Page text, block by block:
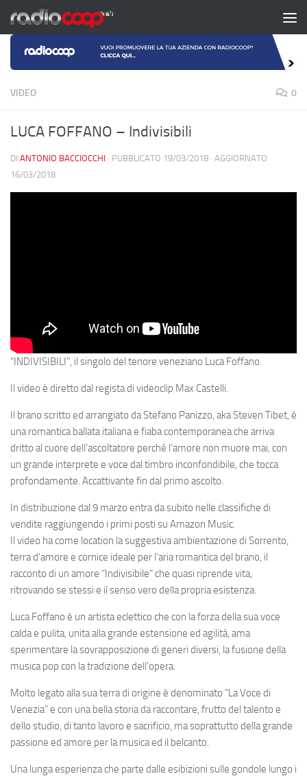
Salta al contenuto
VIDEO 0
LUCA FOFFANO – Indivisibili
DI ANTONIO BACCIOCCHI · PUBBLICATO 19/03/2018 · AGGIORNATO
16/03/2018
“INDIVISIBILI”, il singolo del tenore veneziano Luca Foffano.
Il video è diretto dal regista di videoclip Max Castelli.
Il brano scritto ed arrangiato daStefano Panizzo, aka Steven Tibet, è
una romantica ballata italiana e fiaba contemporanea che arriva
dritto al cuore dell’ascoltatore perché l’amore non muore mai, con
un grande interprete e voce dal timbro inconfondibile, che tocca
profondamente. Accattivante fin dal primo ascolto.
In distribuzione dal 9 marzo entra da subito nelle classifiche di
vendite raggiungendo i primi posti su Amazon Music.
Il video ha come location la suggestiva ambientazione di Sorrento,
terra d’amore e cornice ideale per l’aria romantica del brano, il
racconto di un amore “Indivisibile” che quasi riprende vita,
ritrovando se stessi e il senso vero della propria esistenza.
Luca Foffano è un artista eclettico che con la forza della sua voce
calda e pulita, unita alla grande estensione ed agilità, ama
sperimentare la sovrapposizione di generi diversi, la fusione della
musica pop con la tradizione dell’opera.
Molto legato alla sua terra di origine è denominato “La Voce di
Venezia”e con una bella storia da raccontare, frutto del talento e
dello studio, di tanto lavoro e sacrificio, ma soprattutto della grande
passione ed amore per la musica ed il belcanto.
Una lunga esperienza che parte dalle esibizioni sulle gondole lungo i